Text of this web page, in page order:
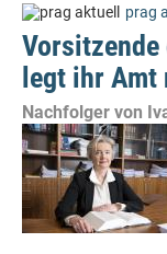
prag
Vorsitzende
legt ihr Amt
Nachfolger von